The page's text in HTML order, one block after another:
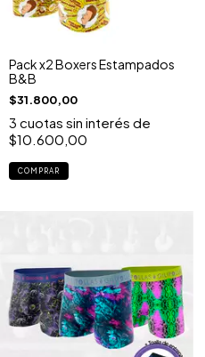
Pack x2 Boxers Estampados
B&B
$31.800,00
3 cuotas sin interés de
$10.600,00
COMPRAR